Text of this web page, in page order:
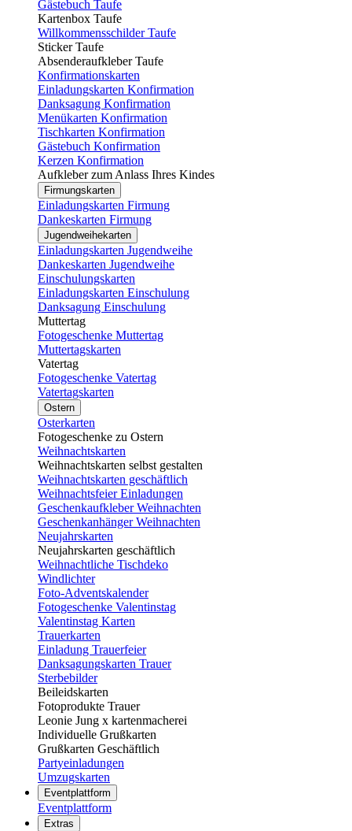
Gästebuch Taufe
Kartenbox Taufe
Willkommensschilder Taufe
Sticker Taufe
Absenderaufkleber Taufe
Konfirmationskarten
Einladungskarten Konfirmation
Danksagung Konfirmation
Menükarten Konfirmation
Tischkarten Konfirmation
Gästebuch Konfirmation
Kerzen Konfirmation
Aufkleber zum Anlass Ihres Kindes
Firmungskarten
Einladungskarten Firmung
Dankeskarten Firmung
Jugendweihekarten
Einladungskarten Jugendweihe
Dankeskarten Jugendweihe
Einschulungskarten
Einladungskarten Einschulung
Danksagung Einschulung
Muttertag
Fotogeschenke Muttertag
Muttertagskarten
Vatertag
Fotogeschenke Vatertag
Vatertagskarten
Ostern
Osterkarten
Fotogeschenke zu Ostern
Weihnachtskarten
Weihnachtskarten selbst gestalten
Weihnachtskarten geschäftlich
Weihnachtsfeier Einladungen
Geschenkaufkleber Weihnachten
Geschenkanhänger Weihnachten
Neujahrskarten
Neujahrskarten geschäftlich
Weihnachtliche Tischdeko
Windlichter
Foto-Adventskalender
Fotogeschenke Valentinstag
Valentinstag Karten
Trauerkarten
Einladung Trauerfeier
Danksagungskarten Trauer
Sterbebilder
Beileidskarten
Fotoprodukte Trauer
Leonie Jung x kartenmacherei
Individuelle Grußkarten
Grußkarten Geschäftlich
Partyeinladungen
Umzugskarten
Eventplattform
Eventplattform
Extras